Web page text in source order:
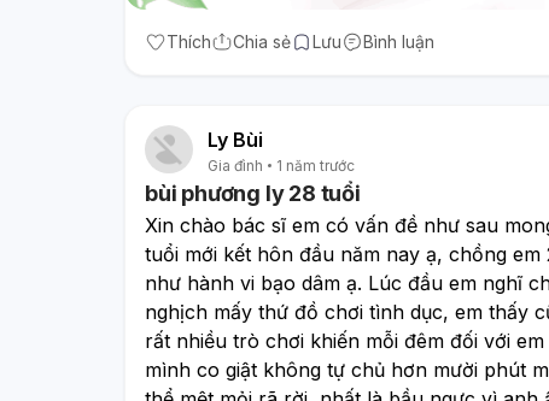
Thích Chia sẻ Lưu Bình luận
Ly Bùi
Gia đình 1 năm trước
bùi phương ly 28 tuổi
Xin chào bác sĩ em có vấn đề như sau
tuổi mới kết hôn đầu năm nay ạ, chồng
như hành vi bạo dâm ạ. Lúc đầu em nghĩ
nghịch mấy thứ đồ chơi tình dục, em thấy
rất nhiều trò chơi khiến mỗi đêm đối với
mình co giật không tự chủ hơn mười phút